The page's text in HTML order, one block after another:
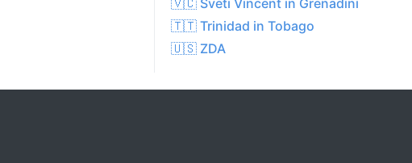
🇻🇨 Sveti Vincent in Grenadini
🇹🇹 Trinidad in Tobago
🇺🇸 ZDA